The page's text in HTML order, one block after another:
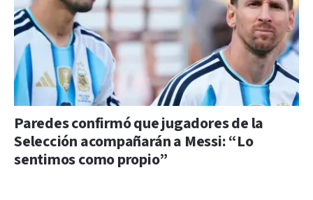
Paredes confirmó que jugadores de la
Selección acompañarán a Messi: “Lo
sentimos como propio”